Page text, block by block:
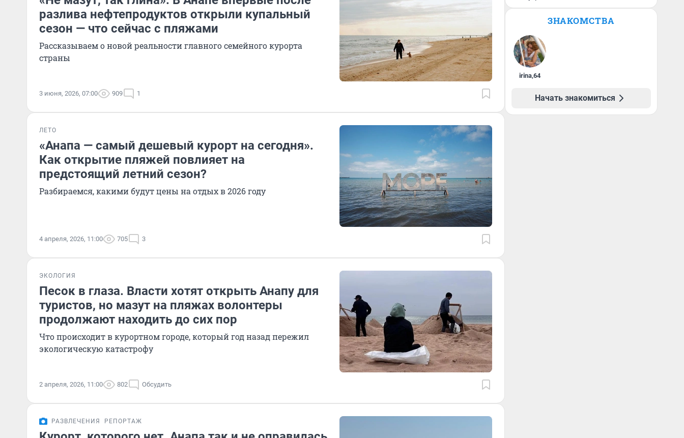
разлива нефтепродуктов открыли купальный
сезон — что сейчас с пляжами
Рассказываем о новой реальности главного семейного курорта
страны
3 июня, 2026, 07:00 909 1
ЛЕТО
«Анапа — самый дешевый курорт на сегодня».
Как открытие пляжей повлияет на
предстоящий летний сезон?
Разбираемся, какими будут цены на отдых в 2026 году
4 апреля, 2026, 11:00 705 3
ЭКОЛОГИЯ
Песок в глаза. Власти хотят открыть Анапу для
туристов, но мазут на пляжах волонтеры
продолжают находить до сих пор
Что происходит в курортном городе, который год назад пережил
экологическую катастрофу
2 апреля, 2026, 11:00 802 Обсудить
РАЗВЛЕЧЕНИЯ РЕПОРТАЖ
ЗНАКОМСТВА
irina,64
Начать знакомиться